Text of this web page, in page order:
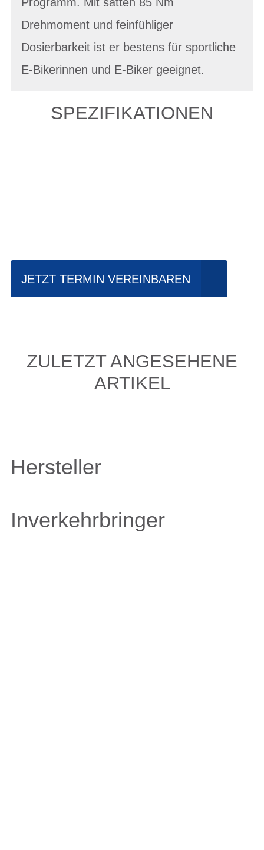
Drehmoment und feinfühliger
Dosierbarkeit ist er bestens für sportliche
E-Bikerinnen und E-Biker geeignet.
SPEZIFIKATIONEN
JETZT TERMIN VEREINBAREN
ZULETZT ANGESEHENE
ARTIKEL
Hersteller
Inverkehrbringer